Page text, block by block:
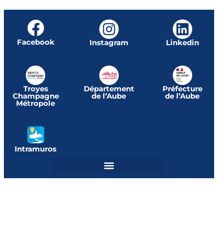
Facebook Instagram Linkedin
Troyes
Champagne
Métropole
Département
de l’Aube
Préfecture
de l’Aube
Intramuros